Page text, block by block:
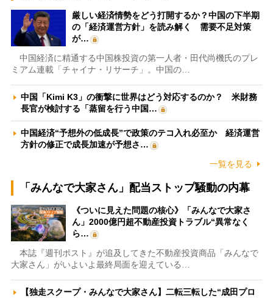
厳しい経済情勢をどう打開するか？中国の下半期
の「経済運営方針」を読み解く 需要不足対策
が…
中国経済に精通する中国株投資の第一人者・田代尚機氏のプレ
ミアム連載「チャイナ・リサーチ」。中国の…
中国「Kimi K3」の衝撃に世界はどう対応するのか？ 米財務
長官が検討する「蒸留を行う中国…
中国経済“予想外の低成長”で政策のテコ入れ必至か 経済運営
方針の修正で成長加速が予想さ…
一覧を見る
「みんなで大家さん」配当ストップ騒動の内幕
《ついに見えた問題の核心》「みんなで大家さ
ん」2000億円超不動産投資トラブル“異常なく
ら…
本誌『週刊ポスト』が追及してきた不動産投資商品「みんなで
大家さん」がいよいよ最終局面を迎えている…
【独走スクープ・みんなで大家さん】二転三転した“成田プロ